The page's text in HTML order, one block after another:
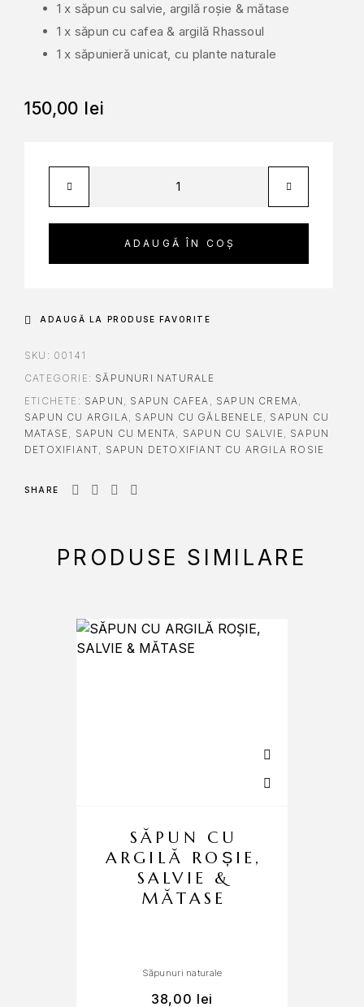
1 x săpun cu salvie, argilă roșie & mătase
1 x săpun cu cafea & argilă Rhassoul
1 x săpunieră unicat, cu plante naturale
150,00 lei
ADAUGĂ ÎN COȘ
ADAUGĂ LA PRODUSE FAVORITE
SKU: 00141
CATEGORIE: SĂPUNURI NATURALE
ETICHETE: SAPUN , SAPUN CAFEA , SAPUN CREMA,
SAPUN CU ARGILA, SAPUN CU GĂLBENELE, SAPUN CU
MATASE, SAPUN CU MENTA, SAPUN CU SALVIE, SAPUN
DETOXIFIANT, SAPUN DETOXIFIANT CU ARGILA ROSIE
SHARE
PRODUSE SIMILARE
SĂPUN CU
ARGILĂ ROȘIE,
SALVIE &
MĂTASE
Săpunuri naturale
38,00 lei